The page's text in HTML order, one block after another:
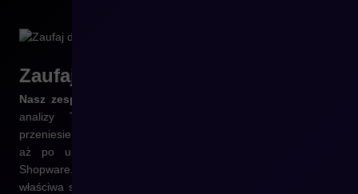
Zaufaj
Nasz zespół zadba o każdy etap procesu
analizy Twojej obecnej platformy, przez bezpieczne
przeniesienie produktów, kategorii, klientów, zamówień i treści,
aż po uruchomienie w pełni funkcjonalnego sklepu na
Shopware. Kluczowe dla nas są: zachowanie pozycji SEO,
właściwa struktura adresów URL, płynność działania oraz jak